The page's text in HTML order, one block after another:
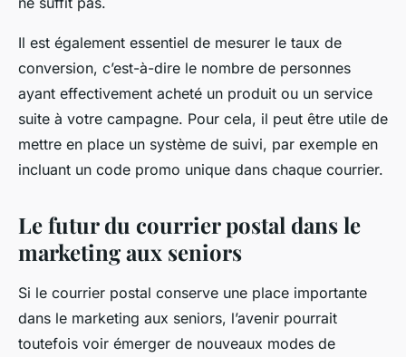
Il est également essentiel de mesurer le taux de
conversion, c’est-à-dire le nombre de personnes
ayant effectivement acheté un produit ou un service
suite à votre campagne. Pour cela, il peut être utile de
mettre en place un système de suivi, par exemple en
incluant un code promo unique dans chaque courrier.
Le futur du courrier postal dans le
marketing aux seniors
Si le courrier postal conserve une place importante
dans le marketing aux seniors, l’avenir pourrait
toutefois voir émerger de nouveaux modes de